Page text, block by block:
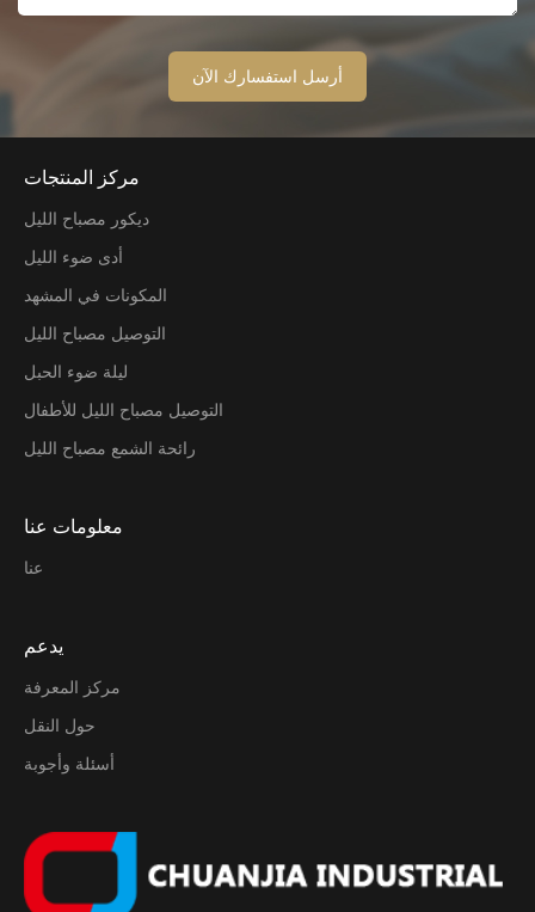
مركز المنتجات
ديكور مصباح الليل
أدى ضوء الليل
المكونات في المشهد
التوصيل مصباح الليل
ليلة ضوء الحبل
التوصيل مصباح الليل للأطفال
رائحة الشمع مصباح الليل
معلومات عنا
عنا
يدعم
مركز المعرفة
حول النقل
أسئلة وأجوبة